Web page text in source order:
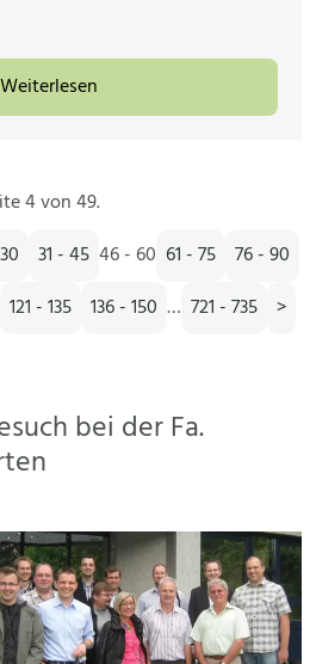
Weiterlesen
4 von 49.
31 - 45 46 - 60 61 - 75
76 - 90
121 - 135 136 - 150 … 721 - 735
>
bei der Fa.